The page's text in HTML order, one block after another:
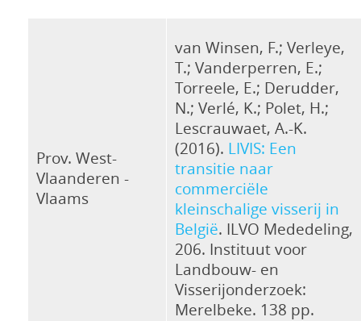
Prov. West-
Vlaanderen -
Vlaams
van Winsen, F.; Verleye,
T.; Vanderperren, E.;
Torreele, E.; Derudder,
N.; Verlé, K.; Polet, H.;
Lescrauwaet, A.-K.
(2016). LIVIS: Een
transitie naar
commerciële
kleinschalige visserij in
België. ILVO Mededeling,
206. Instituut voor
Landbouw- en
Visserijonderzoek:
Merelbeke. 138 pp.